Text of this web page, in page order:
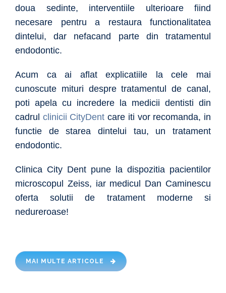
doua sedinte, interventiile ulterioare fiind
necesare pentru a restaura functionalitatea
dintelui, dar nefacand parte din tratamentul
endodontic.
Acum ca ai aflat explicatiile la cele mai
cunoscute mituri despre tratamentul de canal,
poti apela cu incredere la medicii dentisti din
cadrul clinicii CityDent care iti vor recomanda, in
functie de starea dintelui tau, un tratament
endodontic.
Clinica City Dent pune la dispozitia pacientilor
microscopul Zeiss, iar medicul Dan Caminescu
oferta solutii de tratament moderne si
nedureroase!
MAI MULTE ARTICOLE